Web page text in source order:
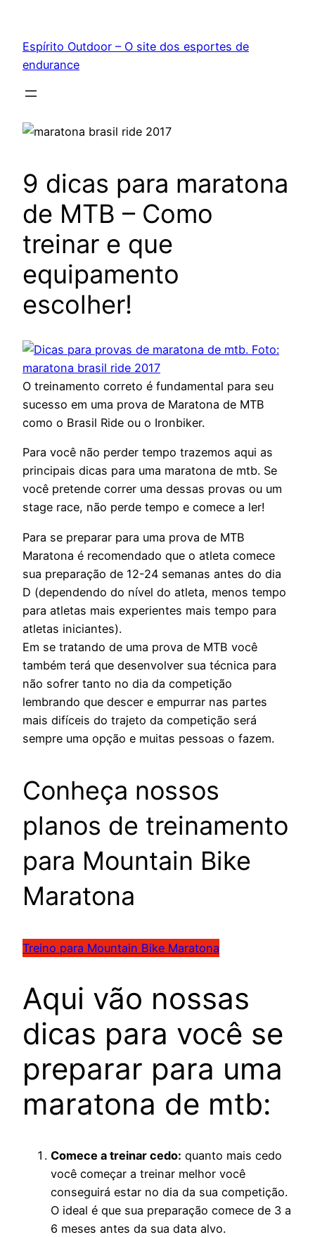
conteúdo
Espírito Outdoor – O site dos esportes de
endurance
9 dicas para maratona
de MTB – Como
treinar e que
equipamento
escolher!
O treinamento correto é fundamental para seu
sucesso em uma prova de Maratona de MTB
como o Brasil Ride ou o Ironbiker.
Para você não perder tempo trazemos aqui as
principais dicas para uma maratona de mtb. Se
você pretende correr uma dessas provas ou um
stage race, não perde tempo e comece a ler!
Para se preparar para uma prova de MTB
Maratona é recomendado que o atleta comece
sua preparação de 12-24 semanas antes do dia
D (dependendo do nível do atleta, menos tempo
para atletas mais experientes mais tempo para
atletas iniciantes).
Em se tratando de uma prova de MTB você
também terá que desenvolver sua técnica para
não sofrer tanto no dia da competição
lembrando que descer e empurrar nas partes
mais difíceis do trajeto da competição será
sempre uma opção e muitas pessoas o fazem.
Conheça nossos
planos de treinamento
para Mountain Bike
Maratona
Treino para Mountain Bike Maratona
Aqui vão nossas
dicas para você se
preparar para uma
maratona de mtb:
Comece a treinar cedo: quanto mais cedo
você começar a treinar melhor você
conseguirá estar no dia da sua competição.
O ideal é que sua preparação comece de 3 a
6 meses antes da sua data alvo.